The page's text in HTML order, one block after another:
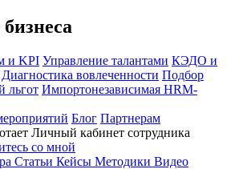
и KPI Управление талантами КЭДО и
Диагностика вовлеченности Подбор
льгот Импортонезависимая HRM-
Блог Партнерам
Личный кабинет сотрудника
со мной
Статьи Кейсы Методики Видео